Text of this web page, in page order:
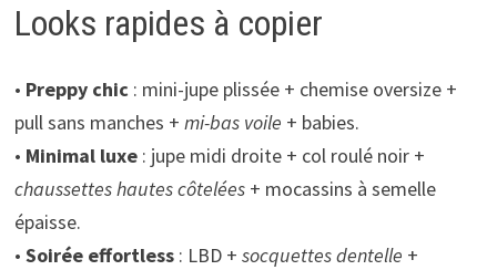
Looks rapides à copier
• Preppy chic : mini-jupe plissée + chemise oversize +
pull sans manches + mi-bas voile + babies.
• Minimal luxe: jupe midi droite + col roulé noir +
chaussettes hautes côtelées+ mocassins à semelle
épaisse.
• Soirée effortless: LBD + socquettes dentelle +